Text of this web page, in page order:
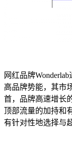
网红品牌
高品牌势能，其市
首，品牌高速增长
顶部流量的加持和
有针对性地选择与